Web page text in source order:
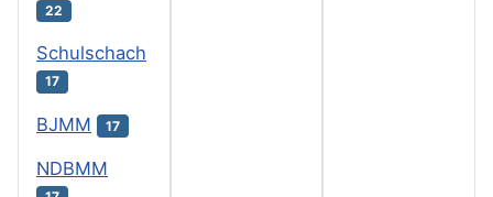
22
Schulschach
17
BJMM 17
NDBMM